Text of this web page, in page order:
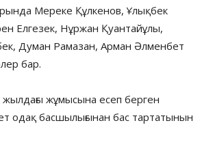
Мереке Құлкенов, Ұлықбек
Елгезек, Нұржан Қуантайұлы,
Думан Рамазан, Арман Әлменбет
бар.
жұмысына есеп берген
одақ басшылығынан бас тартатынын